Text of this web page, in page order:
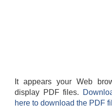
It appears your Web
display PDF files.
here to download the PDF